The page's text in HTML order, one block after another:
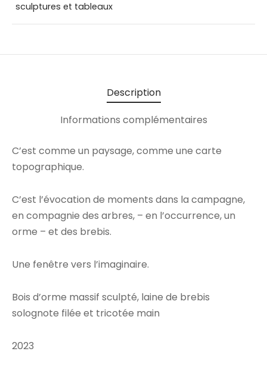
sculptures et tableaux
Description
Informations complémentaires
C’est comme un paysage, comme une carte
topographique.
C’est l’évocation de moments dans la campagne,
en compagnie des arbres, – en l’occurrence, un
orme – et des brebis.
Une fenêtre vers l’imaginaire.
Bois d’orme massif sculpté, laine de brebis
solognote filée et tricotée main
2023